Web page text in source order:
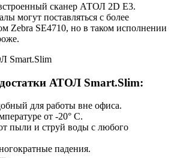
сканер АТОЛ 2D E3.
могут поставляться с более
Zebra SE4710, но в таком исполнении
АТОЛ Smart.Slim:
для работы вне офиса.
от ‑20° С.
пыли и струй воды с любого
падения.